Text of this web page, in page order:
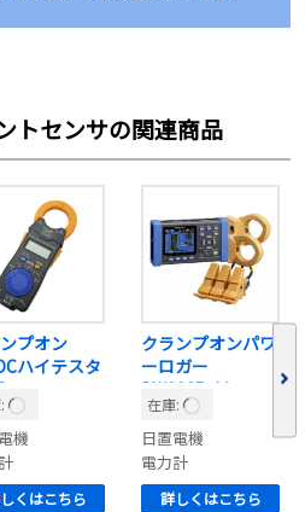
トセンサの関連商品
プオン
ハイテスタ
機
くはこちら
クランプオンパワ
ーロガー
PW3365-10
在庫:
日置電機
電力計
詳しくはこちら